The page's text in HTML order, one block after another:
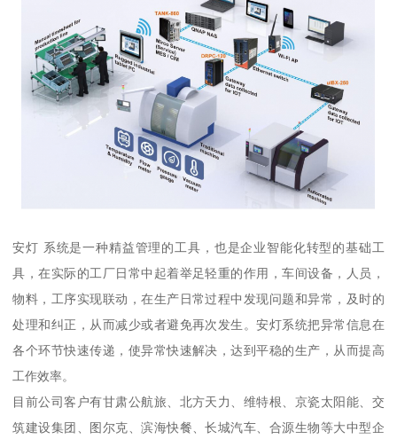
安灯 系统是一种精益管理的工具，也是企业智能化转型的基础工
具，在实际的工厂日常中起着举足轻重的作用，车间设备，人员，
物料，工序实现联动，在生产日常过程中发现问题和异常，及时的
处理和纠正，从而减少或者避免再次发生。安灯系统把异常信息在
各个环节快速传递，使异常快速解决，达到平稳的生产，从而提高
工作效率。
目前公司客户有甘肃公航旅、北方天力、维特根、京瓷太阳能、交
筑建设集团、图尔克、滨海快餐、长城汽车、合源生物等大中型企